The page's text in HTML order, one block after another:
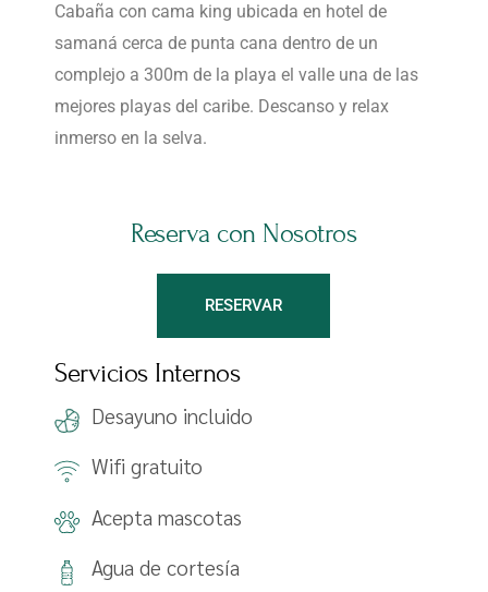
Cabaña con cama king ubicada en hotel de
samaná cerca de punta cana dentro de un
complejo a 300m de la playa el valle una de las
mejores playas del caribe. Descanso y relax
inmerso en la selva.
Reserva con Nosotros
RESERVAR
Servicios Internos
Desayuno incluido
Wifi gratuito
Acepta mascotas
Agua de cortesía